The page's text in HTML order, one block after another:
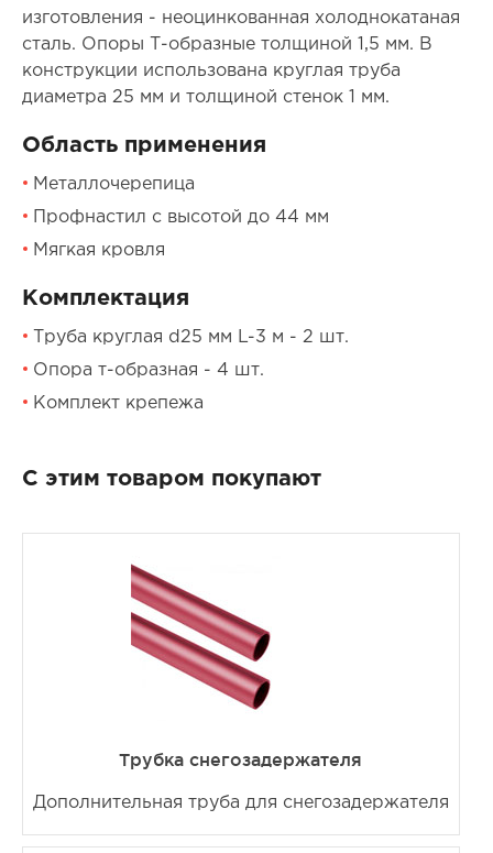
изготовления - неоцинкованная холоднокатаная
сталь. Опоры Т-образные толщиной 1,5 мм. В
конструкции использована круглая труба
диаметра 25 мм и толщиной стенок 1 мм.
Область применения
Металлочерепица
Профнастил с высотой до 44 мм
Мягкая кровля
Комплектация
Труба круглая d25 мм L-3 м - 2 шт.
Опора т-образная - 4 шт.
Комплект крепежа
С этим товаром покупают
Трубка снегозадержателя
Дополнительная труба для снегозадержателя